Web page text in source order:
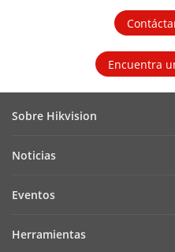
Encuentra
Sobre Hikvision
Ciberseguridad
Noticias
Casos de Éxito
Eventos
Herramientas